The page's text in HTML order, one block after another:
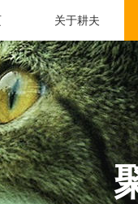
关于耕夫